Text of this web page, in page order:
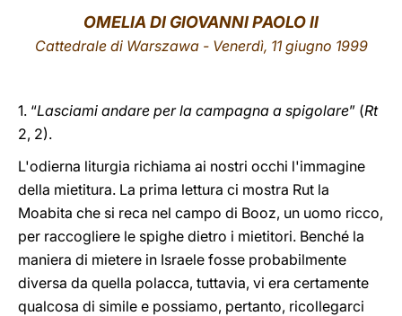
OMELIA DI GIOVANNI PAOLO II
Cattedrale di Warszawa - Venerdì, 11 giugno 1999
1. “Lasciami andare per la campagna a spigolare” (Rt
2, 2).
L'odierna liturgia richiama ai nostri occhi l'immagine
della mietitura. La prima lettura ci mostra Rut la
Moabita che si reca nel campo di Booz, un uomo ricco,
per raccogliere le spighe dietro i mietitori. Benché la
maniera di mietere in Israele fosse probabilmente
diversa da quella polacca, tuttavia, vi era certamente
qualcosa di simile e possiamo, pertanto, ricollegarci